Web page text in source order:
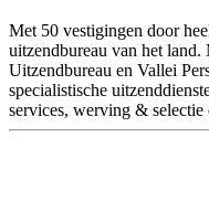
Met 50 vestigingen door
uitzendbureau van het
Uitzendbureau en Vallei
specialistische
services, werving & selectie